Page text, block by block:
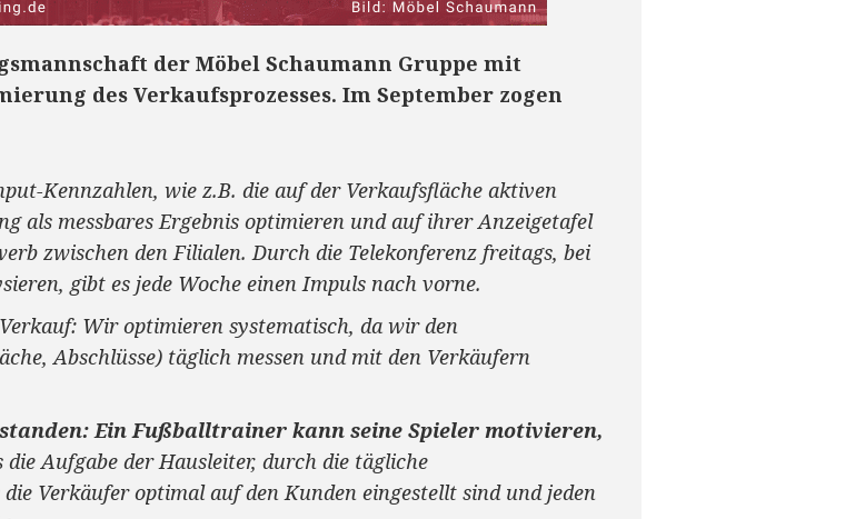
der Möbel Schaumann Gruppe mit
des Verkaufsprozesses. Im September zogen
Kennzahlen, wie z.B. die auf der Verkaufsfläche aktiven
als messbares Ergebnis optimieren und auf ihrer Anzeigetafel
zwischen den Filialen. Durch die Telekonferenz freitags, bei
gibt es jede Woche einen Impuls nach vorne.
Wir optimieren systematisch, da wir den
Abschlüsse) täglich messen und mit den Verkäufern
Ein Fußballtrainer kann seine Spieler motivieren,
die Aufgabe der Hausleiter, durch die tägliche
Verkäufer optimal auf den Kunden eingestellt sind und jeden